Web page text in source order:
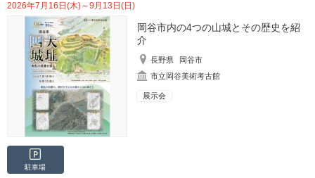
2026年7月16日(木)～9月13日(日)
岡谷市内の4つの山城とその歴史を紹
介
長野県
岡谷市
市立岡谷美術考古館
展示会
駐車場